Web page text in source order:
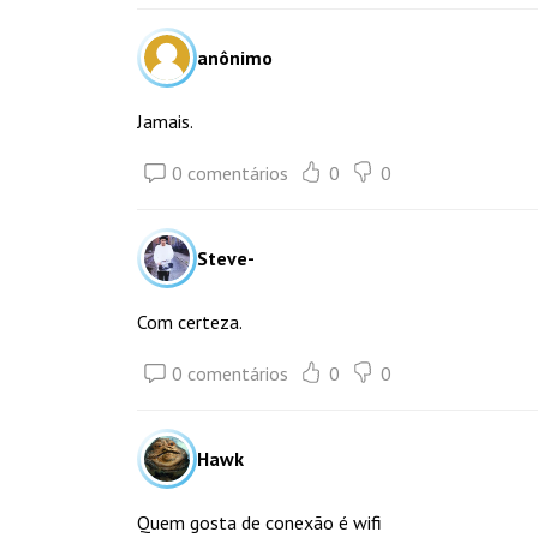
anônimo
Jamais.
0 comentários 0 0
Steve-
Com certeza.
0 comentários 0 0
Hawk
Quem gosta de conexão é wifi